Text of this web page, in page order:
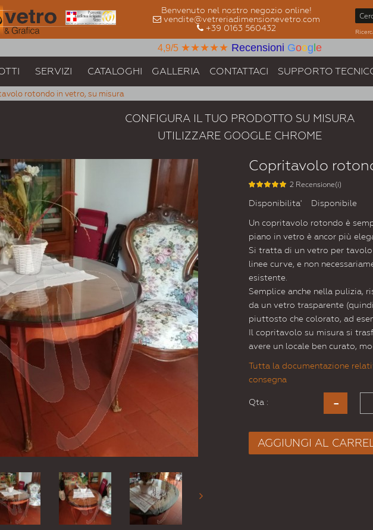
Benvenuto nel nostro negozio online!
vendite@vetreriadimensionevetro.com
+39 0163 560432
4,9/5 ★★★★★ Recensioni Goog e
SERVIZI CATALOGHI GALLERIA CONTATTACI SUPPORTO
rotondo in vetro, su misura
CONFIGURA IL TUO PRODOTTO SU MISURA
UTILIZZARE GOOGLE CHROME
Copritavolo
2 Recensione(i)
Disponibilita' Disponibile
Un copritavolo rotondo è
piano in vetro è ancor più
Si tratta di un vetro per
linee curve, e non
esistente.
Semplice anche nella pulizia,
da un vetro trasparente
piuttosto che colorato, ad
Il copritavolo su misura si
avere un locale ben curato,
Tutta la documentazione
consegna
Qta :
AGGIUNGI AL